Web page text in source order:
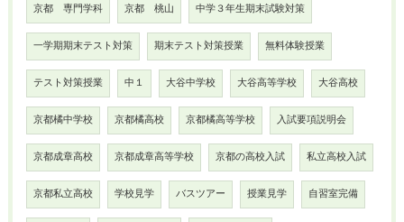
京都 専門学科 京都 桃山 中学３年生期末試験対策
一学期期末テスト対策 期末テスト対策授業 無料体験授業
テスト対策授業 中１ 大谷中学校 大谷高等学校 大谷高校
京都橘中学校 京都橘高校 京都橘高等学校 入試要項説明会
京都成章高校 京都成章高等学校 京都の高校入試 私立高校入試
京都私立高校 学校見学 バスツアー 授業見学 自習室完備